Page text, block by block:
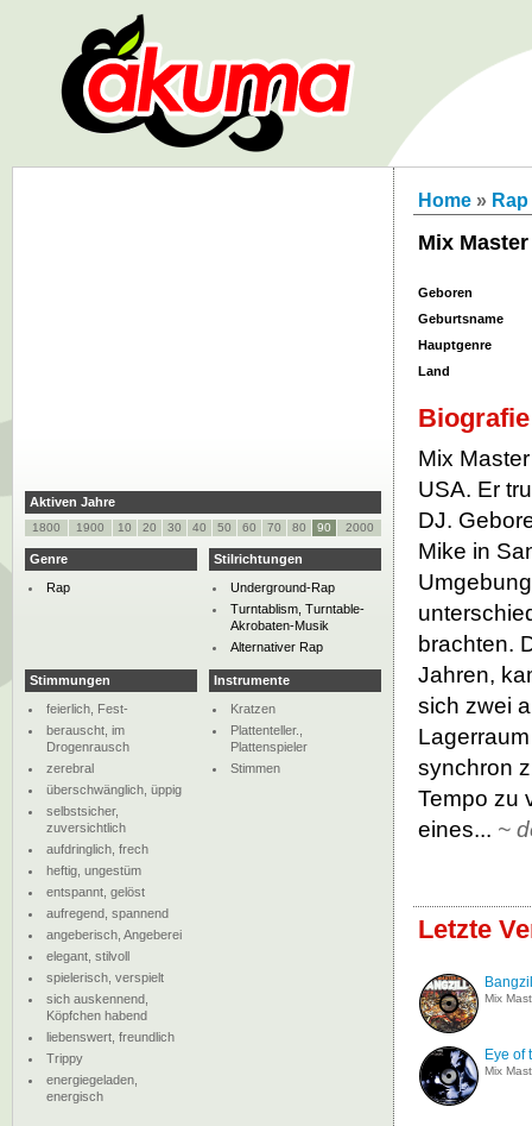
Home » Rap
Mix
Geboren
Geburtsname
Hauptgenre
Land
Biografie
Mix
USA. Er
DJ.
Mike in
brachten.
Jahren,
sich zwei
synchron
Tempo zu
eines... ~
Letzte
Mix
Eye of
Mix
Aktiven Jahre
1800 1900 10 20 30 40 50 60 70 80 90 2000
Genre
Rap
Stilrichtungen
Underground-Rap
Turntablism, Turntable-
Akrobaten-Musik
Alternativer Rap
Stimmungen
feierlich, Fest-
berauscht, im
Drogenrausch
zerebral
überschwänglich, üppig
selbstsicher,
zuversichtlich
aufdringlich, frech
heftig, ungestüm
entspannt, gelöst
aufregend, spannend
angeberisch, Angeberei
elegant, stilvoll
spielerisch, verspielt
sich auskennend,
Köpfchen habend
liebenswert, freundlich
Trippy
energiegeladen,
energisch
Instrumente
Kratzen
Plattenteller.,
Plattenspieler
Stimmen